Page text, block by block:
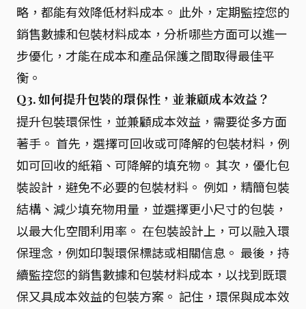
略，都能有效降低材料成本。 此外，定期監控您的
銷售數據和包裝材料成本，分析哪些方面可以進一
步優化，才能在成本和產品保護之間取得最佳平
衡。
Q3. 如何提升包裝的環保性，並兼顧成本效益？
提升包裝環保性，並兼顧成本效益，需要從多方面
著手。 首先，選擇可回收或可降解的包裝材料，例
如可回收的紙箱、可降解的填充物。 其次，優化包
裝設計，避免不必要的包裝材料。 例如，精簡包裝
結構、減少填充物用量，並選擇更小尺寸的包裝，
以最大化空間利用率。 在包裝設計上，可以融入環
保理念，例如印製環保標誌或相關信息。 最後，持
續監控您的銷售數據和包裝材料成本，以找到既環
保又具成本效益的包裝方案。 記住，環保與成本效